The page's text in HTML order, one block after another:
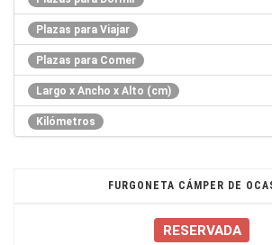
Plazas para Viajar
Plazas para Comer
Largo x Ancho x Alto (cm)
Kilómetros
FURGONETA CÁMPER DE
RESERVADA